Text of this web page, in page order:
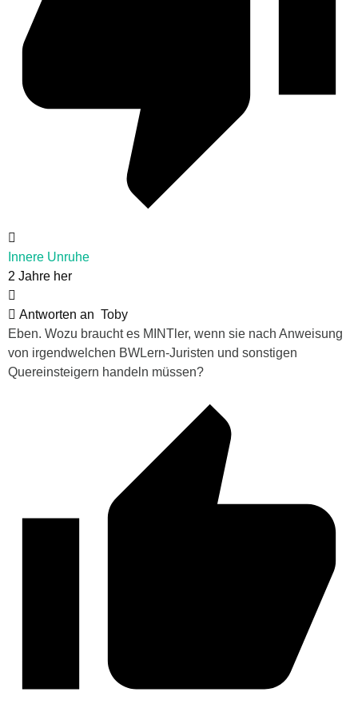
Innere Unruhe
2 Jahre her
Antworten an Toby
Eben. Wozu braucht es MINTler, wenn sie nach Anweisung
von irgendwelchen BWLern-Juristen und sonstigen
Quereinsteigern handeln müssen?